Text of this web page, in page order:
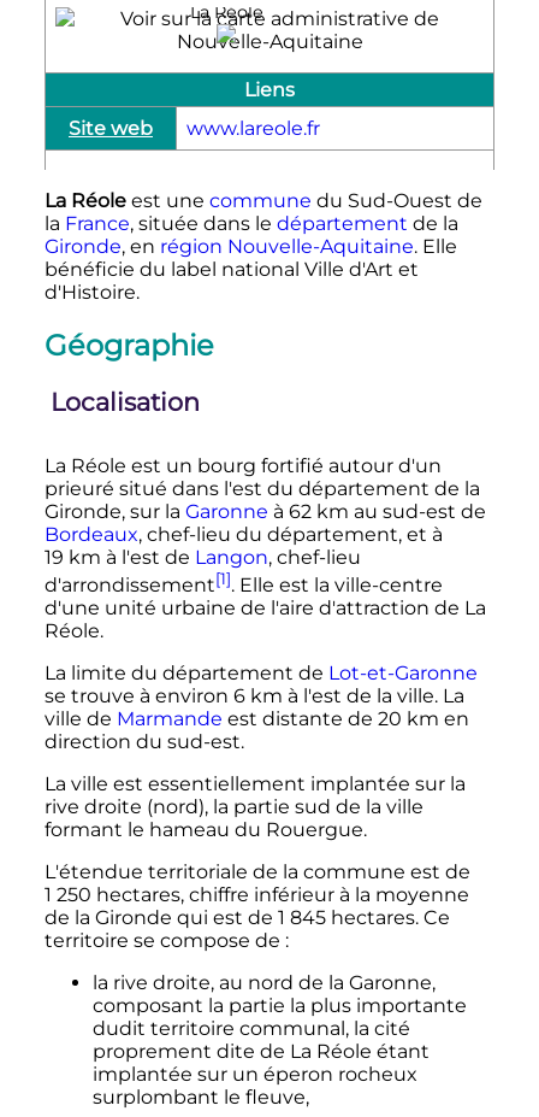
La Réole
Liens
Site web
www.lareole.fr
La Réoleest une commune du Sud-Ouest de
la France, située dans le département de la
Gironde, en région Nouvelle-Aquitaine. Elle
bénéficie du label national Ville d'Art et
d'Histoire.
Géographie
Localisation
La Réole est un bourg fortifié autour d'un
prieuré situé dans l'est du département de la
Gironde, sur la Garonne à 62 km au sud-est de
Bordeaux, chef-lieu du département, et à
19 km à l'est de Langon, chef-lieu
d'arrondissement[1]. Elle est la ville-centre
d'une unité urbaine de l'aire d'attraction de La
Réole.
La limite du département de Lot-et-Garonne
se trouve à environ 6 km à l'est de la ville. La
ville de Marmande est distante de 20 km en
direction du sud-est.
La ville est essentiellement implantée sur la
rive droite (nord), la partie sud de la ville
formant le hameau du Rouergue.
L'étendue territoriale de la commune est de
1 250 hectares, chiffre inférieur à la moyenne
de la Gironde qui est de 1 845hectares. Ce
territoire se compose de :
la rive droite, au nord de la Garonne,
composant la partie la plus importante
dudit territoire communal, la cité
proprement dite de La Réole étant
implantée sur un éperon rocheux
surplombant le fleuve,